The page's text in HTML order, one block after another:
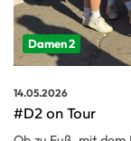
Damen 2
14.05.2026
#D2 on Tour